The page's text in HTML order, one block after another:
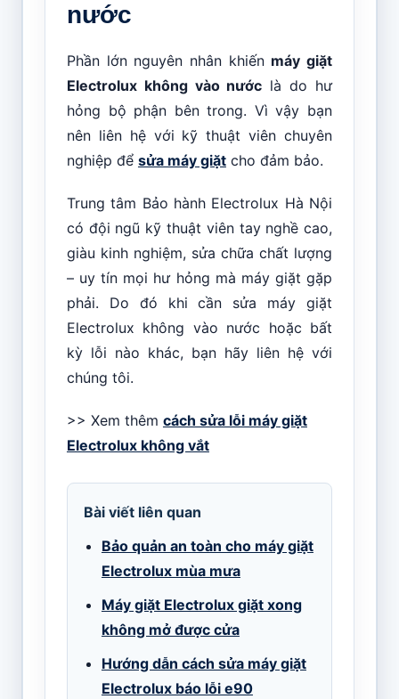
nước
Phần lớn nguyên nhân khiến máy giặt
Electrolux không vào nước là do hư
hỏng bộ phận bên trong. Vì vậy bạn
nên liên hệ với kỹ thuật viên chuyên
nghiệp để sửa máy giặtcho đảm bảo.
Trung tâm Bảo hành Electrolux Hà Nội
có đội ngũ kỹ thuật viên tay nghề cao,
giàu kinh nghiệm, sửa chữa chất lượng
– uy tín mọi hư hỏng mà máy giặt gặp
phải. Do đó khi cần sửa máy giặt
Electrolux không vào nước hoặc bất
kỳ lỗi nào khác, bạn hãy liên hệ với
chúng tôi.
>> Xem thêm cách sửa lỗi máy giặt
Electrolux không vắt
Bài viết liên quan
Bảo quản an toàn cho máy giặt
Electrolux mùa mưa
Máy giặt Electrolux giặt xong
không mở được cửa
Hướng dẫn cách sửa máy giặt
Electrolux báo lỗi e90